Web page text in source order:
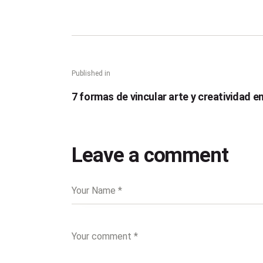
Published in
7 formas de vincular arte y creatividad
Leave a comment